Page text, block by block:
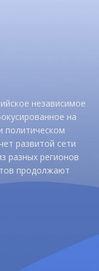
независимое
на
политическом
развитой сети
разных регионов
продолжают